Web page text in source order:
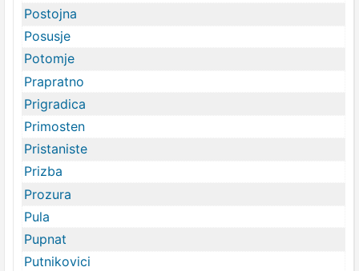
Postojna
Posusje
Potomje
Prapratno
Prigradica
Primosten
Pristaniste
Prizba
Prozura
Pula
Pupnat
Putnikovici